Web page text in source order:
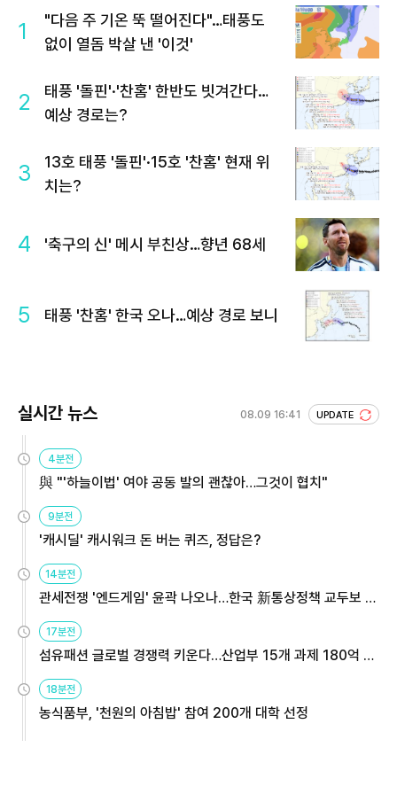
1
"다음 주 기온 뚝 떨어진다"…태풍도
없이 열돔 박살 낸 '이것'
2
태풍 '돌핀'·'찬홈' 한반도 빗겨간다…
예상 경로는?
3
13호 태풍 '돌핀'·15호 '찬홈' 현재 위
치는?
4 '축구의 신' 메시 부친상…향년 68세
5 태풍 '찬홈' 한국 오나…예상 경로 보니
실시간 뉴스 08.09 16:41 UPDATE
4분전
與 "'하늘이법' 여야 공동 발의 괜찮아…그것이 협치"
9분전
'캐시딜' 캐시워크 돈 버는 퀴즈, 정답은?
14분전
관세전쟁 '엔드게임' 윤곽 나오나…한국 新통상정책 교두보 활
17분전
섬유패션 글로벌 경쟁력 키운다…산업부 15개 과제 180억 지
18분전
농식품부, '천원의 아침밥' 참여 200개 대학 선정